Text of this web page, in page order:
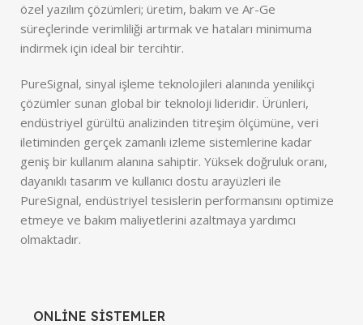
özel yazılım çözümleri; üretim, bakım ve Ar-Ge
süreçlerinde verimliliği artırmak ve hataları minimuma
indirmek için ideal bir tercihtir.
PureSignal, sinyal işleme teknolojileri alanında yenilikçi
çözümler sunan global bir teknoloji lideridir. Ürünleri,
endüstriyel gürültü analizinden titreşim ölçümüne, veri
iletiminden gerçek zamanlı izleme sistemlerine kadar
geniş bir kullanım alanına sahiptir. Yüksek doğruluk oranı,
dayanıklı tasarım ve kullanıcı dostu arayüzleri ile
PureSignal, endüstriyel tesislerin performansını optimize
etmeye ve bakım maliyetlerini azaltmaya yardımcı
olmaktadır.
ONLINE SISTEMLER